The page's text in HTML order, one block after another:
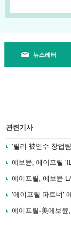
뉴스레터
관련기사
'릴리 被인수 창업
에보뮨, 에이프릴
에이프릴, 에보뮨
'에이프릴 파트너'
에이프릴-美에보뮨